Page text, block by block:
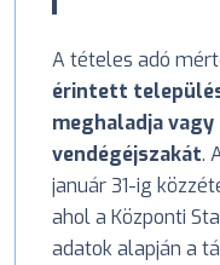
A tételes adó
érintett
meghaladja
vendégéjszakát.
január 31-ig
ahol a Központi
adatok alapján a